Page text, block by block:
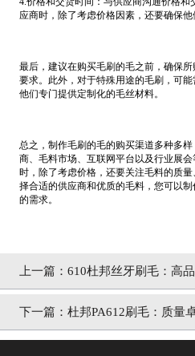
应商时，除了考虑价格因素，还要确保他
最后，建议在购买毛刷的毛之前，确保
要求。此外，对于特殊用途的毛刷，可
他们专门提供定制化的毛丝材料。
总之，制作毛刷的毛的购买渠道多种多
商、毛料市场、互联网平台以及行业展
时，除了考虑价格，还要关注毛料的质
择合适的供应商和优质的毛料，您可以
的需求。
上一篇： 610杜邦丝牙刷毛：高
下一篇： 杜邦PA612刷毛：质量